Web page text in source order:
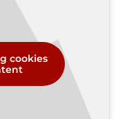
cookies